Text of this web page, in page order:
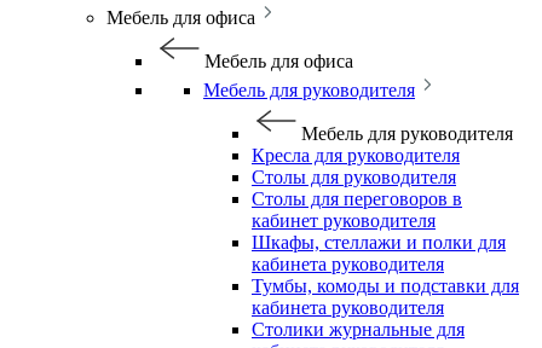
Мебель для офиса
Мебель для офиса
Мебель для руководителя
Мебель для руководителя
Кресла для руководителя
Столы для руководителя
Столы для переговоров в
кабинет руководителя
Шкафы, стеллажи и полки для
кабинета руководителя
Тумбы, комоды и подставки для
кабинета руководителя
Столики журнальные для